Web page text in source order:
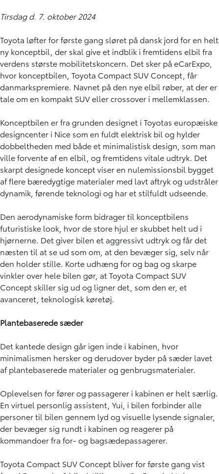
Tirsdag d. 7. oktober 2024
Toyota løfter for første gang sløret på dansk jord for en helt
ny konceptbil, der skal give et indblik i fremtidens elbil fra
verdens største mobilitetskoncern. Det sker på eCarExpo,
hvor konceptbilen, Toyota Compact SUV Concept, får
danmarkspremiere. Navnet på den nye elbil røber, at der er
tale om en kompakt SUV eller crossover i mellemklassen.
Konceptbilen er fra grunden designet i Toyotas europæiske
designcenter i Nice som en fuldt elektrisk bil og hylder
dobbeltheden med både et minimalistisk design, som man
ville forvente af en elbil, og fremtidens vitale udtryk. Det
skarpt designede koncept viser en nulemissionsbil bygget
af flere bæredygtige materialer med lavt aftryk og udstråler
dynamik, førende teknologi og har et stilfuldt udseende.
Den aerodynamiske form bidrager til konceptbilens
futuristiske look, hvor de store hjul er skubbet helt ud i
hjørnerne. Det giver bilen et aggressivt udtryk og får det
næsten til at se ud som om, at den bevæger sig, selv når
den holder stille. Korte udhæng for og bag og skarpe
vinkler over hele bilen gør, at Toyota Compact SUV
Concept skiller sig ud og ligner det, som den er, et
avanceret, teknologisk køretøj.
Plantebaserede sæder
Det kantede design går igen inde i kabinen, hvor
minimalismen hersker og derudover byder på sæder lavet
af plantebaserede materialer og genbrugsmaterialer.
Oplevelsen for fører og passagerer i kabinen er helt særlig.
En virtuel personlig assistent, Yui, i bilen forbinder alle
personer til bilen gennem lyd og visuelle lysende signaler,
der bevæger sig rundt i kabinen og reagerer på
kommandoer fra for- og bagsædepassagerer.
Toyota Compact SUV Concept bliver for første gang vist